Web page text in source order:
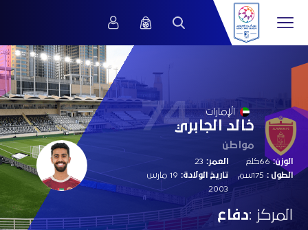
74 الإمارات
خالد الجابري
مواطن
الوزن:66كلغ
الطول :
العمر:
تاريخ الولادة:
19 مارس
2003
المركز :دفاع